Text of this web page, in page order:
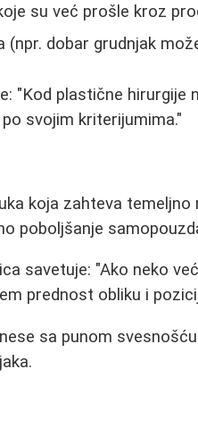
su već prošle kroz
(npr. dobar grudnjak
"Kod plastične hirurgije
svojim kriterijumima."
koja zahteva
poboljšanje
savetuje: "Ako neko
prednost obliku i
sa punom